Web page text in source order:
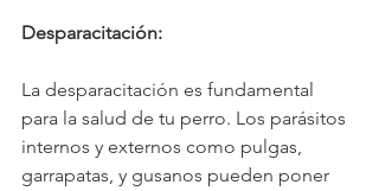
Desparacitación:
La desparacitación es fundamental
para la salud de tu perro. Los parásitos
internos y externos como pulgas,
garrapatas, y gusanos pueden poner